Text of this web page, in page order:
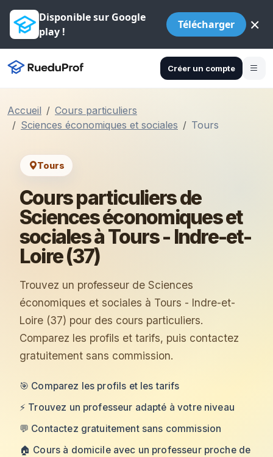
Disponible sur Google
play !
Télécharger ×
Créer un compte
Accueil
Cours particuliers
Sciences économiques et sociales
Tours
Tours
Cours particuliers de
Sciences économiques et
sociales à Tours - Indre-et-
Loire (37)
Trouvez un professeur de Sciences
économiques et sociales à Tours - Indre-et-
Loire (37) pour des cours particuliers.
Comparez les profils et tarifs, puis contactez
gratuitement sans commission.
🎯 Comparez les profils et les tarifs
⚡ Trouvez un professeur adapté à votre niveau
💬 Contactez gratuitement sans commission
🏠 Cours à domicile avec un professeur proche de